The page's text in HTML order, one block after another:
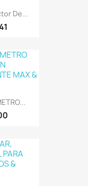
De...